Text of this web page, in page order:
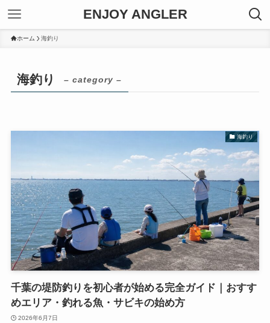
ENJOY ANGLER
ホーム 海釣り
海釣り – category –
海釣り
千葉の堤防釣りを初心者が始める完全ガイド｜おすす
めエリア・釣れる魚・サビキの始め方
2026年6月7日